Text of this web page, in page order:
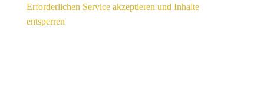
Erforderlichen Service akzeptieren und Inhalte
entsperren